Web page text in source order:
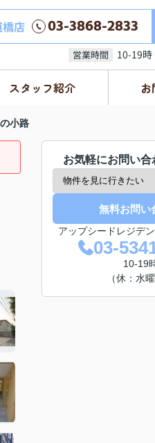
店 03-3868-2833
営業時間 10-19時
スタッフ紹介
小路
お気軽にお問い
無料お問い
アップシードレジデ
03-
10-19
（休：水曜